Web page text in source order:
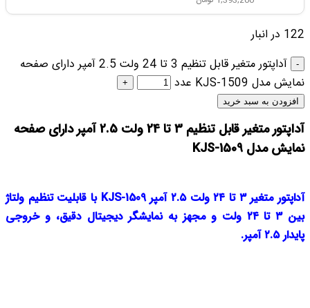
122 در انبار
آداپتور متغیر قابل تنظیم 3 تا 24 ولت 2.5 آمپر دارای صفحه
نمایش مدل KJS-1509 عدد
افزودن به سبد خرید
آداپتور متغیر قابل تنظیم 3 تا 24 ولت 2.5 آمپر دارای صفحه
نمایش مدل KJS-1509
آداپتور متغیر ۳ تا ۲۴ ولت ۲.۵ آمپر KJS-1509 با قابلیت تنظیم ولتاژ
بین ۳ تا ۲۴ ولت و مجهز به نمایشگر دیجیتال دقیق، و خروجی
پایدار ۲.۵ آمپر.